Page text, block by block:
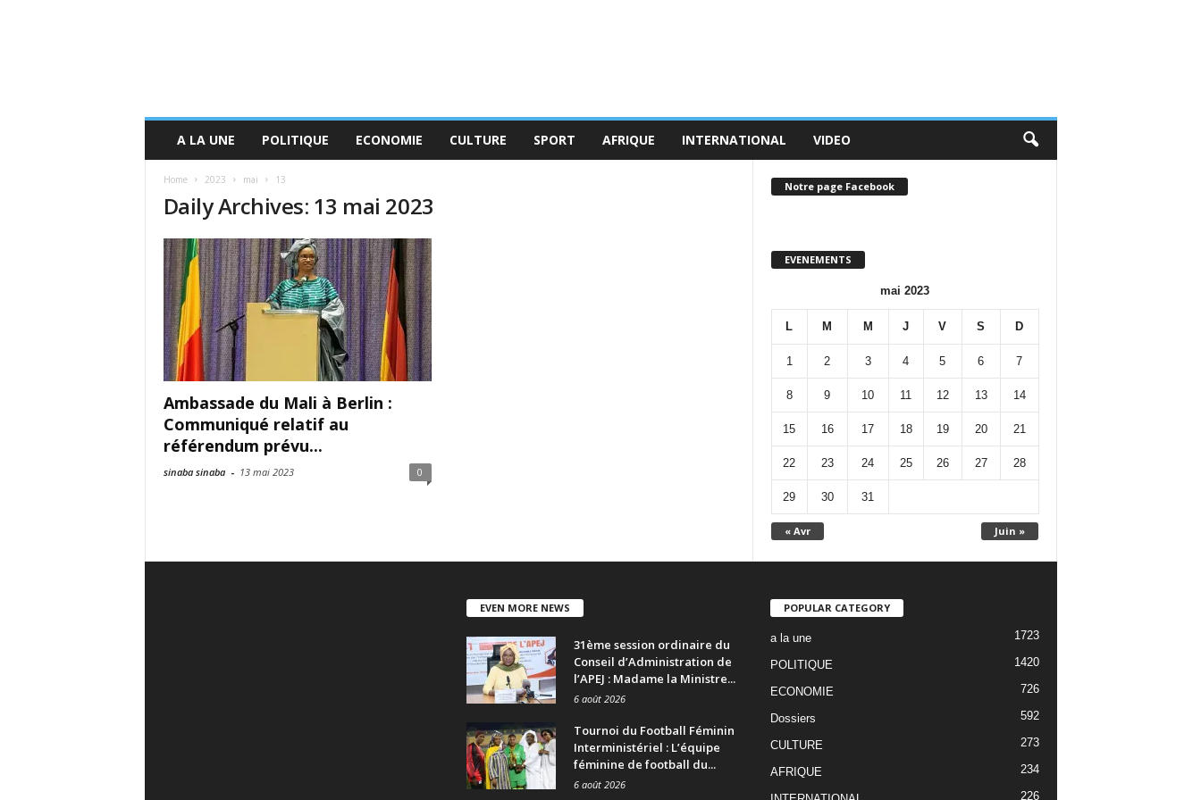
A LA UNE POLITIQUE ECONOMIE CULTURE SPORT AFRIQUE INTERNATIONAL VIDEO
Home 2023 mai 13
Daily Archives: 13 mai 2023
Ambassade du Mali à Berlin :
Communiqué relatif au
référendum prévu...
sinaba sinaba - 13 mai 2023 0
Notre page Facebook
EVENEMENTS
mai 2023
L M M J V S D
« Avr Juin »
1 2 3 4 5 6 7
8 9 10 11 12 13 14
15 16 17 18 19 20 21
22 23 24 25 26 27 28
29 30 31
EVEN MORE NEWS
31ème session ordinaire du
Conseil d’Administration de
l’APEJ : Madame la Ministre...
6 août 2026
Tournoi du Football Féminin
Interministériel : L’équipe
féminine de football du...
6 août 2026
POPULAR CATEGORY
a la une 1723
POLITIQUE 1420
ECONOMIE 726
Dossiers 592
CULTURE 273
AFRIQUE 234
226